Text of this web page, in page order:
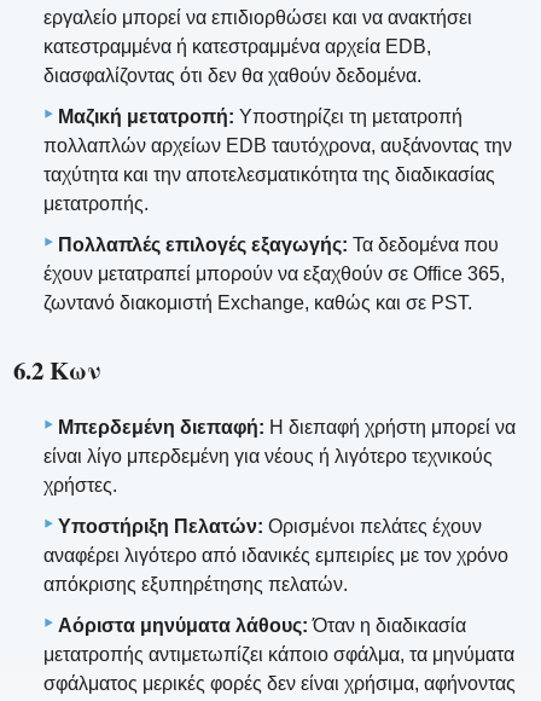
εργαλείο μπορεί να επιδιορθώσει και να ανακτήσει
κατεστραμμένα ή κατεστραμμένα αρχεία EDB,
διασφαλίζοντας ότι δεν θα χαθούν δεδομένα.
Μαζική μετατροπή: Υποστηρίζει τη μετατροπή
πολλαπλών αρχείων EDB ταυτόχρονα, αυξάνοντας την
ταχύτητα και την αποτελεσματικότητα της διαδικασίας
μετατροπής.
Πολλαπλές επιλογές εξαγωγής: Τα δεδομένα που
έχουν μετατραπεί μπορούν να εξαχθούν σε Office 365,
ζωντανό διακομιστή Exchange, καθώς και σε PST.
6.2 Κων
Μπερδεμένη διεπαφή: Η διεπαφή χρήστη μπορεί να
είναι λίγο μπερδεμένη για νέους ή λιγότερο τεχνικούς
χρήστες.
Υποστήριξη Πελατών: Ορισμένοι πελάτες έχουν
αναφέρει λιγότερο από ιδανικές εμπειρίες με τον χρόνο
απόκρισης εξυπηρέτησης πελατών.
Αόριστα μηνύματα λάθους: Όταν η διαδικασία
μετατροπής αντιμετωπίζει κάποιο σφάλμα, τα μηνύματα
σφάλματος μερικές φορές δεν είναι χρήσιμα, αφήνοντας